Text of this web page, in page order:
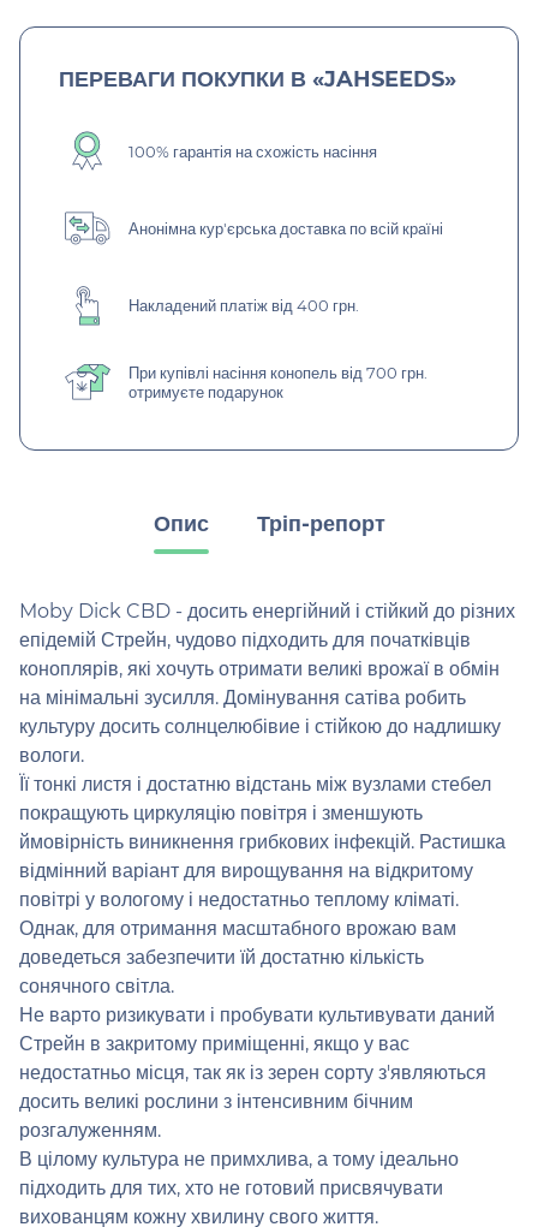
ПЕРЕВАГИ ПОКУПКИ В «JAHSEEDS»
100% гарантія на схожість насіння
Анонімна кур'єрська доставка по всій країні
Накладений платіж від 400 грн.
При купівлі насіння конопель від 700 грн.
отримуєте подарунок
Опис Тріп-репорт
Moby Dick CBD - досить енергійний і стійкий до різних
епідемій Стрейн, чудово підходить для початківців
коноплярів, які хочуть отримати великі врожаї в обмін
на мінімальні зусилля. Домінування сатіва робить
культуру досить солнцелюбівие і стійкою до надлишку
вологи.
Її тонкі листя і достатню відстань між вузлами стебел
покращують циркуляцію повітря і зменшують
ймовірність виникнення грибкових інфекцій. Растишка
відмінний варіант для вирощування на відкритому
повітрі у вологому і недостатньо теплому кліматі.
Однак, для отримання масштабного врожаю вам
доведеться забезпечити їй достатню кількість
сонячного світла.
Не варто ризикувати і пробувати культивувати даний
Стрейн в закритому приміщенні, якщо у вас
недостатньо місця, так як із зерен сорту з'являються
досить великі рослини з інтенсивним бічним
розгалуженням.
В цілому культура не примхлива, а тому ідеально
підходить для тих, хто не готовий присвячувати
вихованцям кожну хвилину свого життя.